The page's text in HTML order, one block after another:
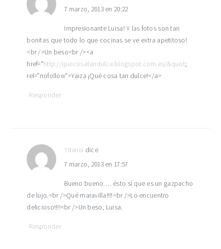
7 marzo, 2013 en 20:22
Impresionante Luisa! Y las fotos son tan
bonitas que todo lo que cocinas se ve extra apetitoso!
<br />Un beso<br /><a
href="http://quecosatandulce.blogspot.com.es/&quot;
rel="nofollow">Yaiza ¡Qué cosa tan dulce!</a>
Responder
Titaniii dice
7 marzo, 2013 en 17:57
Bueno bueno…. ésto sí que es un gazpacho
de lujo.<br />Qué maravilla!!!!<br />Lo encuentro
delicioso!!!!<br />Un beso, Luisa.
Responder